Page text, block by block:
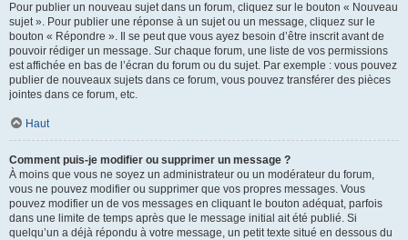
Pour publier un nouveau sujet dans un forum, cliquez sur le bouton « Nouveau
sujet ». Pour publier une réponse à un sujet ou un message, cliquez sur le
bouton « Répondre ». Il se peut que vous ayez besoin d’être inscrit avant de
pouvoir rédiger un message. Sur chaque forum, une liste de vos permissions
est affichée en bas de l’écran du forum ou du sujet. Par exemple : vous pouvez
publier de nouveaux sujets dans ce forum, vous pouvez transférer des pièces
jointes dans ce forum, etc.
Haut
Comment puis-je modifier ou supprimer un message ?
À moins que vous ne soyez un administrateur ou un modérateur du forum,
vous ne pouvez modifier ou supprimer que vos propres messages. Vous
pouvez modifier un de vos messages en cliquant le bouton adéquat, parfois
dans une limite de temps après que le message initial ait été publié. Si
quelqu’un a déjà répondu à votre message, un petit texte situé en dessous du